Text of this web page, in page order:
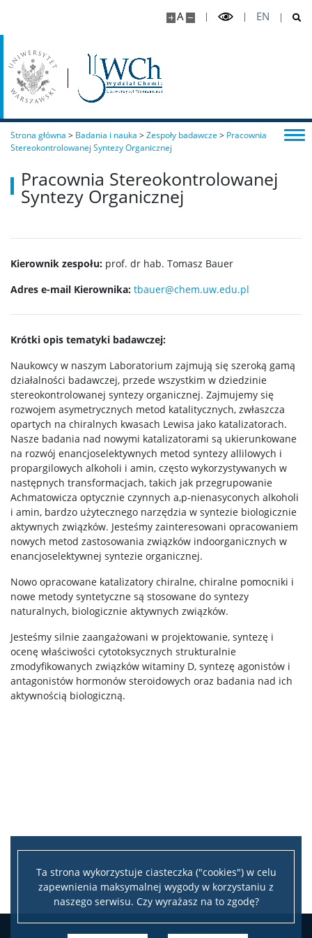
Ta strona wykorzystuje ciasteczka ("cookies") w celu
zapewnienia maksymalnej wygody w korzystaniu z
naszego serwisu. Czy wyrażasz na to zgodę?
A EN
Chemiczna analiza instrumentalna I stopnia
Nanoinżynieria
Chemia II stopnia
Master Studies in Chemistry in English (EN)
Chemia medyczna II stopnia
Radiogenomika II stopnia
Studia w ramach MISMaP
Studia podyplomowe
Dziekanat Studencki
Pełnomocniczka ds. osób ze specjalnymi
potrzebami edukacyjnymi
Sprawy socjalne/Stypendia
Samorząd Studencki
Praktyki Studenckie
STUDENT STUDENTOWI
Doktoranci
Strona główna > Badania i nauka >Zespoły badawcze > Pracownia
Stereokontrolowanej Syntezy Organicznej
Pracownia Stereokontrolowanej
Syntezy Organicznej
Kierownik zespołu: prof. dr hab. Tomasz Bauer
Adres e-mail Kierownika: tbauer@chem.uw.edu.pl
Krótki opis tematyki badawczej:
Naukowcy w naszym Laboratorium zajmują się szeroką gamą
działalności badawczej, przede wszystkim w dziedzinie
stereokontrolowanej syntezy organicznej. Zajmujemy się
rozwojem asymetrycznych metod katalitycznych, zwłaszcza
opartych na chiralnych kwasach Lewisa jako katalizatorach.
Nasze badania nad nowymi katalizatorami są ukierunkowane
na rozwój enancjoselektywnych metod syntezy allilowych i
propargilowych alkoholi i amin, często wykorzystywanych w
następnych transformacjach, takich jak przegrupowanie
Achmatowicza optycznie czynnych a,p-nienasyconych alkoholi
i amin, bardzo użytecznego narzędzia w syntezie biologicznie
aktywnych związków. Jesteśmy zainteresowani opracowaniem
nowych metod zastosowania związków indoorganicznych w
enancjoselektywnej syntezie organicznej.
Nowo opracowane katalizatory chiralne, chiralne pomocniki i
nowe metody syntetyczne są stosowane do syntezy
naturalnych, biologicznie aktywnych związków.
Jesteśmy silnie zaangażowani w projektowanie, syntezę i
ocenę właściwości cytotoksycznych strukturalnie
zmodyfikowanych związków witaminy D, syntezę agonistów i
antagonistów hormonów steroidowych oraz badania nad ich
aktywnością biologiczną.